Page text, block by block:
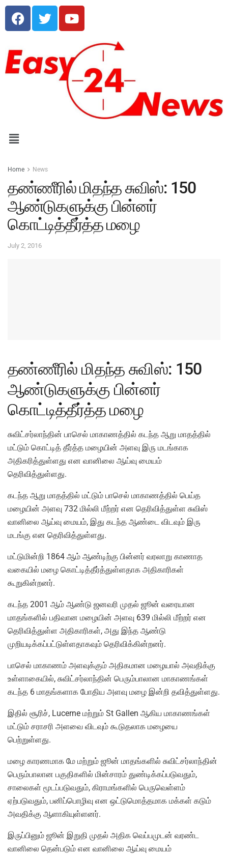
Home News
தண்ணீரில் மிதந்த சுவிஸ்: 150
ஆண்டுகளுக்கு பின்னர்
கொட்டித்தீர்த்த மழை
July 2, 2016
தண்ணீரில் மிதந்த சுவிஸ்: 150
ஆண்டுகளுக்கு பின்னர்
கொட்டித்தீர்த்த மழை
சுவிட்சர்லாந்தின் பாசெல் மாகாணத்தில் கடந்த ஆறு மாதத்தில்
மட்டும் கொட்டித் தீர்த்த மழையின் அளவு இரு மடங்காக
அதிகரித்துள்ளது என வானிலை ஆய்வு மையம்
தெரிவித்துள்ளது.
கடந்த ஆறு மாதத்தில் மட்டும் பாசெல் மாகாணத்தில் பெய்த
மழையின் அளவு 732 மில்லி மீற்றர் என தெரிவித்துள்ள சுவிஸ்
வானிலை ஆய்வு மையம், இது கடந்த ஆண்டை விடவும் இரு
மடங்கு என தெரிவித்துள்ளது.
மட்டுமின்றி 1864 ஆம் ஆண்டிற்கு பின்னர் வரலாறு காணாத
வகையில் மழை கொட்டித்தீர்த்துள்ளதாக அதிகாரிகள்
கூறுகின்றனர்.
கடந்த 2001 ஆம் ஆண்டு ஜனவரி முதல் ஜூன் வரையான
மாதங்களில் பதிவான மழையின் அளவு 639 மில்லி மீற்றர் என
தெரிவித்துள்ள அதிகாரிகள், அது இந்த ஆண்டு
முறியடிக்கப்பட்டுள்ளதாகவும் தெரிவிக்கின்றனர்.
பாசெல் மாகாணம் அளவுக்கும் அதிகமான மழையால் அவதிக்கு
உள்ளாகையில், சுவிட்சர்லாந்தின் பெரும்பாலான மாகாணங்கள்
கடந்த 6 மாதங்களாக போதிய அளவு மழை இன்றி தவித்துள்ளது.
இதில் சூரிச், Lucerne மற்றும் St Gallen ஆகிய மாகாணங்கள்
மட்டும் சராசரி அளவை விடவும் கூடுதலாக மழையை
பெற்றுள்ளது.
மழை காரணமாக மே மற்றும் ஜூன் மாதங்களில் சுவிட்சர்லாந்தின்
பெரும்பாலான பகுதிகளில் மின்சாரம் துண்டிக்கப்படுவதும்,
சாலைகள் மூடப்படுவதும், கிராமங்களில் பெருவெள்ளம்
ஏற்படுவதும், பனிப்பொழிவு என ஒட்டுமொத்தமாக மக்கள் கடும்
அவதிக்கு ஆளாகியுள்ளனர்.
இருப்பினும் ஜூன் இறுதி முதல் அதிக வெப்பமுடன் வரண்ட
வானிலை தென்படும் என வானிலை ஆய்வு மையம்